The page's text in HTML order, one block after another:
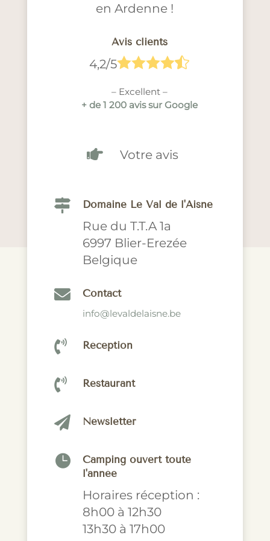
en Ardenne !
Avis clients
4,2/5
– Excellent –
+ de 1 200 avis sur Google
 Votre avis
 Domaine Le Val de l'Aisne
Rue du T.T.A 1a
6997 Blier-Erezée
Belgique
 Contact
info@levaldelaisne.be
 Réception
 Restaurant
 Newsletter

Camping ouvert toute
l'année
Horaires réception :
8h00 à 12h30
13h30 à 17h00